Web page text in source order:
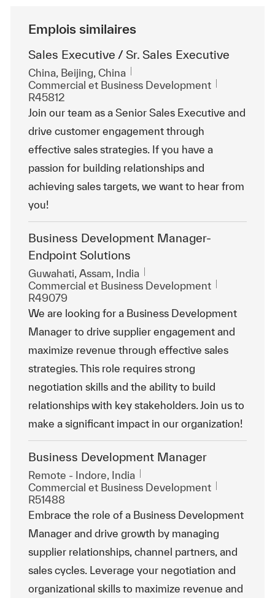
Emplois similaires
Sales Executive / Sr. Sales Executive
Emplacement
China, Beijing, China
Catégorie
Commercial et Business Development
R45812
Join our team as a Senior Sales Executive and
drive customer engagement through
effective sales strategies. If you have a
passion for building relationships and
achieving sales targets, we want to hear from
you!
Business Development Manager-
Endpoint Solutions
Emplacement
Guwahati, Assam, India
Catégorie
Commercial et Business Development
R49079
We are looking for a Business Development
Manager to drive supplier engagement and
maximize revenue through effective sales
strategies. This role requires strong
negotiation skills and the ability to build
relationships with key stakeholders. Join us to
make a significant impact in our organization!
Business Development Manager
Emplacement
Remote - Indore, India
Catégorie
Commercial et Business Development
R51488
Embrace the role of a Business Development
Manager and drive growth by managing
supplier relationships, channel partners, and
sales cycles. Leverage your negotiation and
organizational skills to maximize revenue and